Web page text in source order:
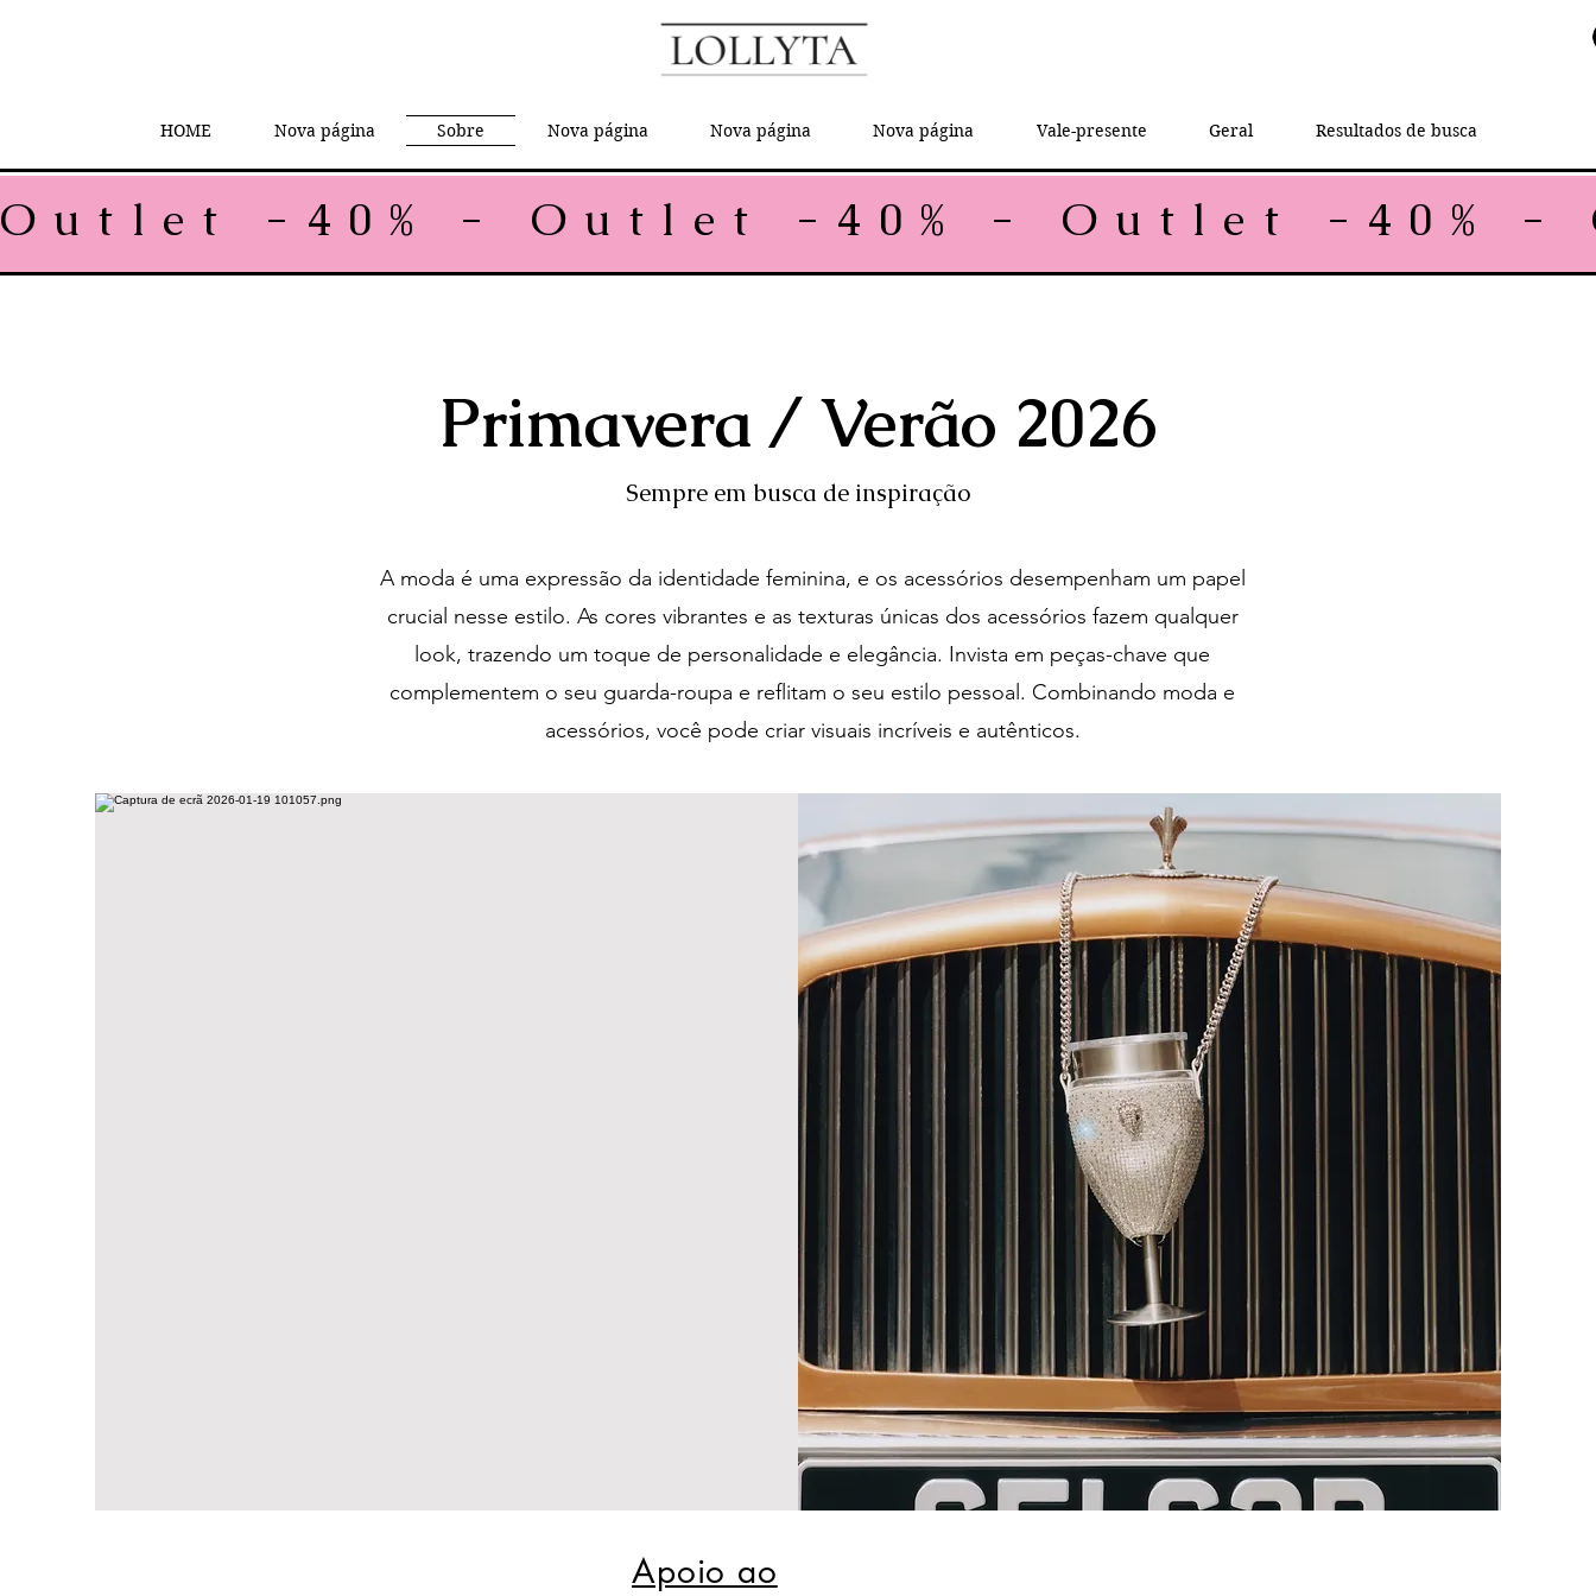
HOME Nova página Sobre Nova página Nova página Nova página Vale-presente Geral Resultados de busca
Outlet -40% -
Primavera / Verão 2026
Sempre em busca de inspiração
A moda é uma expressão da identidade feminina, e os acessórios desempenham um papel
crucial nesse estilo. As cores vibrantes e as texturas únicas dos acessórios fazem qualquer
look, trazendo um toque de personalidade e elegância. Invista em peças-chave que
complementem o seu guarda-roupa e reflitam o seu estilo pessoal. Combinando moda e
acessórios, você pode criar visuais incríveis e autênticos.
Apoio ao